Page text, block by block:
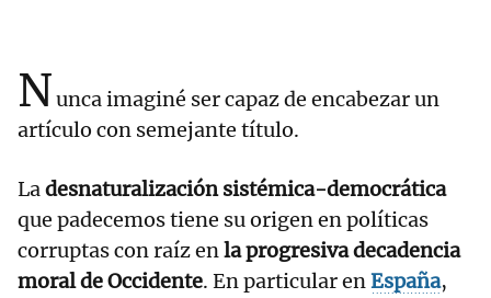
Nunca imaginé ser capaz de encabezar un
artículo con semejante título.
Ladesnaturalización sistémica-democrática
que padecemos tiene su origen en políticas
corruptas con raíz enla progresiva decadencia
moral de Occidente. En particular enEspaña,